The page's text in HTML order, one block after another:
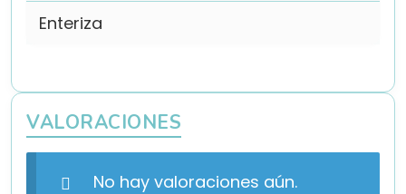
Enteriza
VALORACIONES
No hay valoraciones aún.